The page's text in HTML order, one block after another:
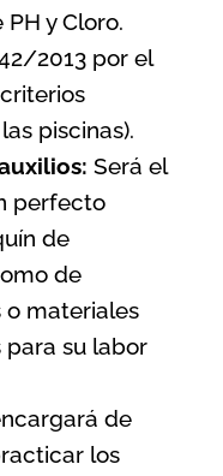
y Cloro.
2013 por el
piscinas).
Será el
perfecto
de
de
o materiales
para su labor
de
los